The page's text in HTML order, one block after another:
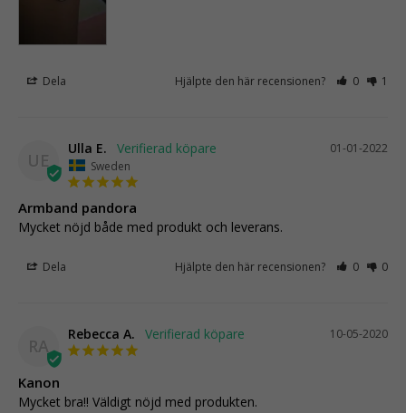
Dela Hjälpte den här recensionen? 0 1
UE
01-01-2022
Ulla E.
Sweden
Armband pandora
Mycket nöjd både med produkt och leverans.
Dela Hjälpte den här recensionen? 0 0
RA
10-05-2020
Rebecca A.
Kanon
Mycket bra!! Väldigt nöjd med produkten.